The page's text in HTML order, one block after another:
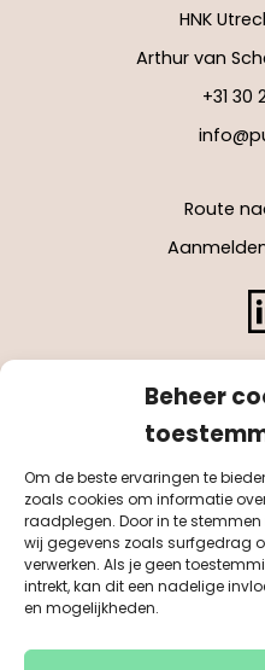
Beheer
Om de beste ervaringen te
zoals cookies om informatie
raadplegen. Door in te
wij gegevens zoals surfgedrag
verwerken. Als je geen
intrekt, kan dit een nadelige
en mogelijkheden.
HNK
Arthur van
+31 30
Route